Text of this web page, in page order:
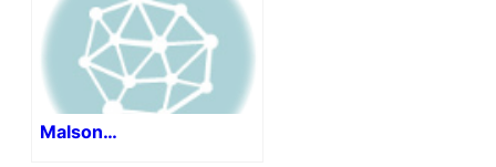
Malson…